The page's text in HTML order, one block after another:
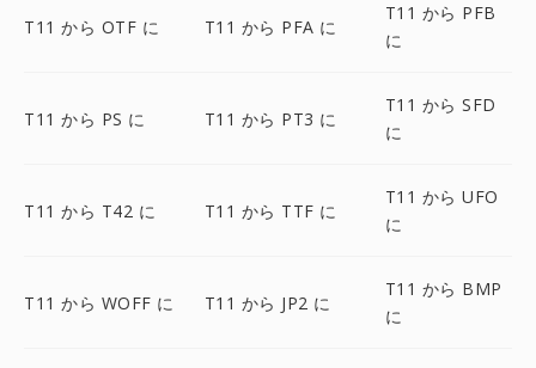
T11 から OTF に T11 から PFA に
T11 から PFB
に
T11 から PS に T11 から PT3 に
T11 から SFD
に
T11 から T42 に T11 から TTF に
T11 から UFO
に
T11 から WOFF に T11 から JP2 に
T11 から BMP
に